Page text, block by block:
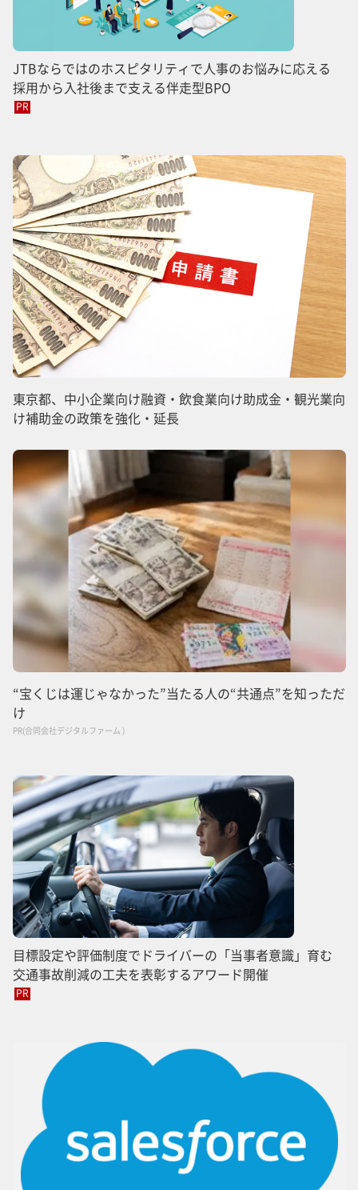
JTBならではのホスピタリティで人事のお悩みに応える
採用から入社後まで支える伴走型BPO
PR
東京都、中小企業向け融資・飲食業向け助成金・観光業向
け補助金の政策を強化・延長
“宝くじは運じゃなかった”当たる人の“共通点”を知っただ
け
PR(合同会社デジタルファーム )
目標設定や評価制度でドライバーの「当事者意識」育む
交通事故削減の工夫を表彰するアワード開催
PR